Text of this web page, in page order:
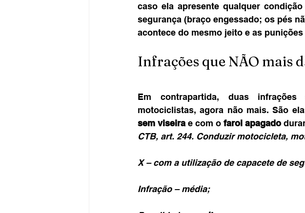
caso ela apresente qualquer
segurança (braço engessado; os pés
acontece do mesmo jeito e as
Infrações que NÃO mais
Em contrapartida, duas
sem viseira e com o farol apagado
CTB, art. 244. Conduzir motocicleta,
X – com a utilização de capacete de
Infração – média;